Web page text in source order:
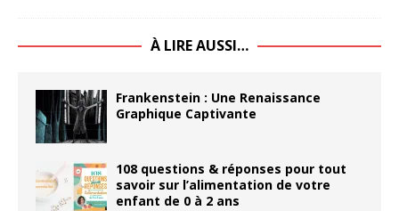
À LIRE AUSSI…
Frankenstein : Une Renaissance
Graphique Captivante
108 questions & réponses pour tout
savoir sur l’alimentation de votre
enfant de 0 à 2 ans